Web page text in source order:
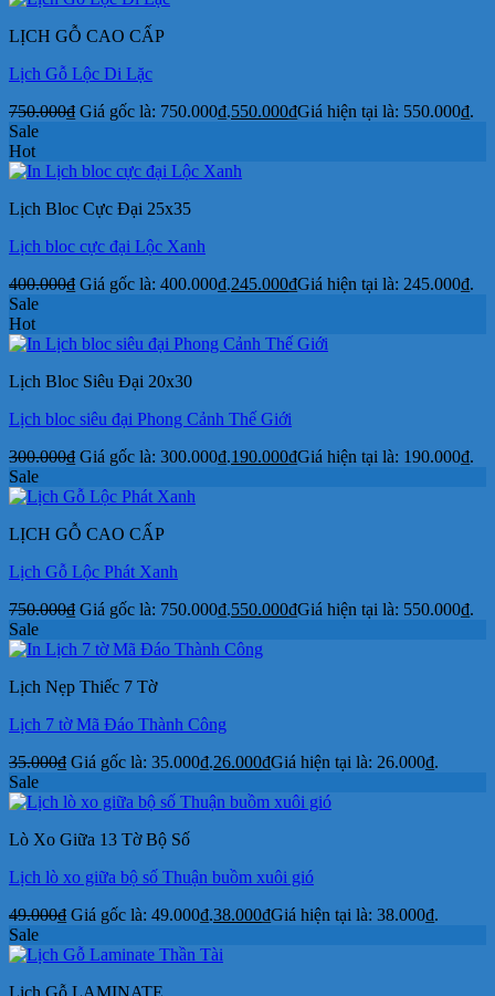
LỊCH GỖ CAO CẤP
Lịch Gỗ Lộc Di Lặc
750.000₫ Giá gốc là: 750.000₫.550.000₫Giá hiện tại là: 550.000₫.
Sale
Hot
Lịch Bloc Cực Đại 25x35
Lịch bloc cực đại Lộc Xanh
400.000₫ Giá gốc là: 400.000₫.245.000₫Giá hiện tại là: 245.000₫.
Sale
Hot
Lịch Bloc Siêu Đại 20x30
Lịch bloc siêu đại Phong Cảnh Thế Giới
300.000₫ Giá gốc là: 300.000₫.190.000₫Giá hiện tại là: 190.000₫.
Sale
LỊCH GỖ CAO CẤP
Lịch Gỗ Lộc Phát Xanh
750.000₫ Giá gốc là: 750.000₫.550.000₫Giá hiện tại là: 550.000₫.
Sale
Lịch Nẹp Thiếc 7 Tờ
Lịch 7 tờ Mã Đáo Thành Công
35.000₫ Giá gốc là: 35.000₫.26.000₫Giá hiện tại là: 26.000₫.
Sale
Lò Xo Giữa 13 Tờ Bộ Số
Lịch lò xo giữa bộ số Thuận buồm xuôi gió
49.000₫ Giá gốc là: 49.000₫.38.000₫Giá hiện tại là: 38.000₫.
Sale
Lịch Gỗ LAMINATE